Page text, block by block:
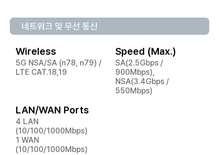
네트워크 및 무선 통신
Wireless
5G NSA/SA (n78, n79) /
LTE CAT.18,19
Speed (Max.)
SA(2.5Gbps /
900Mbps),
NSA(3.4Gbps /
550Mbps)
LAN/WAN Ports
4 LAN
(10/100/1000Mbps)
1 WAN
(10/100/1000Mbps)